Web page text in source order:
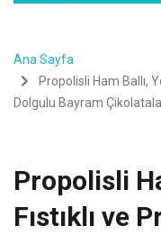
Ana Sayfa
Propolisli Ham Ballı,
Dolgulu Bayram
Propolisli
Fıstıklı ve